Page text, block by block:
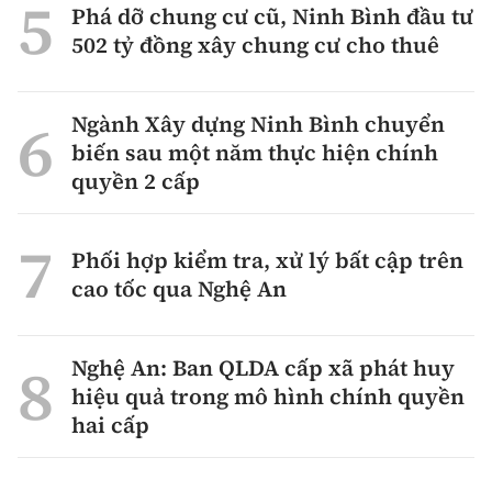
Phá dỡ chung cư cũ, Ninh Bình đầu tư
502 tỷ đồng xây chung cư cho thuê
Ngành Xây dựng Ninh Bình chuyển
biến sau một năm thực hiện chính
quyền 2 cấp
Phối hợp kiểm tra, xử lý bất cập trên
cao tốc qua Nghệ An
Nghệ An: Ban QLDA cấp xã phát huy
hiệu quả trong mô hình chính quyền
hai cấp